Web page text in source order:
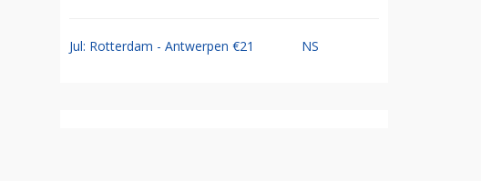
Jul: Rotterdam - Antwerpen €21 NS